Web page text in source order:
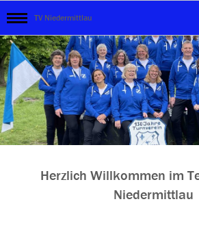
TV Niedermittlau
Herzlich Willkommen im
Niedermittlau